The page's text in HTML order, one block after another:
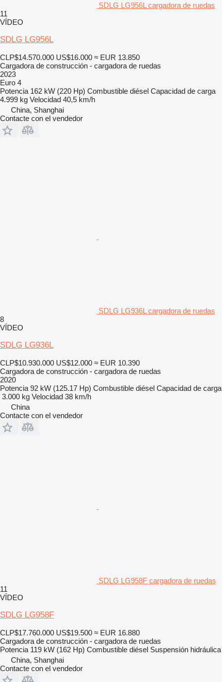
SDLG LG956L cargadora de ruedas
11
VÍDEO
SDLG LG956L
CLP$14.570.000 US$16.000 ≈ EUR 13.850
Cargadora de construcción - cargadora de ruedas
2023
Euro 4
Potencia 162 kW (220 Hp) Combustible diésel Capacidad de carga
4.999 kg Velocidad 40,5 km/h
China, Shanghai
Contacte con el vendedor
SDLG LG936L cargadora de ruedas
8
VÍDEO
SDLG LG936L
CLP$10.930.000 US$12.000 ≈ EUR 10.390
Cargadora de construcción - cargadora de ruedas
2020
Potencia 92 kW (125.17 Hp) Combustible diésel Capacidad de carga
3.000 kg Velocidad 38 km/h
China
Contacte con el vendedor
SDLG LG958F cargadora de ruedas
11
VÍDEO
SDLG LG958F
CLP$17.760.000 US$19.500 ≈ EUR 16.880
Cargadora de construcción - cargadora de ruedas
Potencia 119 kW (162 Hp) Combustible diésel Suspensión hidráulica
China, Shanghai
Contacte con el vendedor